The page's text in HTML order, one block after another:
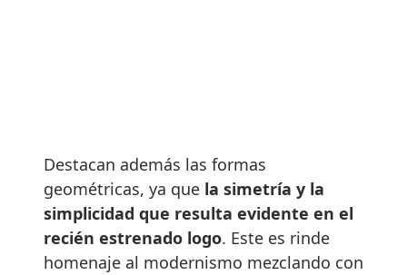
Destacan además las formas
geométricas, ya que la simetría y la
simplicidad que resulta evidente en el
recién estrenado logo. Este es rinde
homenaje al modernismo mezclando con